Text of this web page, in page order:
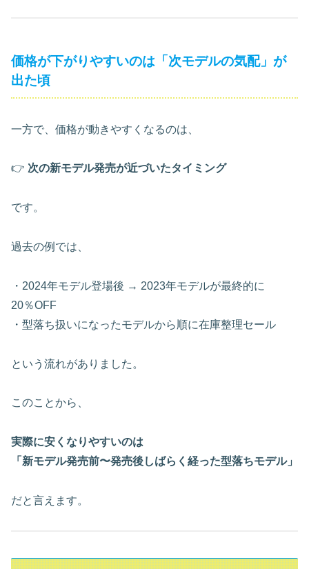
価格が下がりやすいのは「次モデルの気配」が
出た頃
一方で、価格が動きやすくなるのは、
👉 次の新モデル発売が近づいたタイミング
です。
過去の例では、
・2024年モデル登場後 → 2023年モデルが最終的に
20％OFF
・型落ち扱いになったモデルから順に在庫整理セール
という流れがありました。
このことから、
実際に安くなりやすいのは
「新モデル発売前〜発売後しばらく経った型落ちモデル」
だと言えます。